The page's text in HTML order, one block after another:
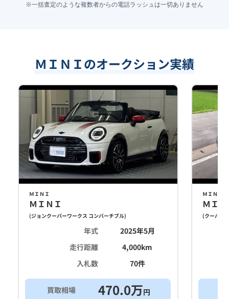
※一括査定のような複数者からの電話ラッシュは一切ありません
ＭＩＮＩのオークション実績
ＭＩＮＩ
ＭＩＮＩ
(ジョンクーパーワークス コンバーチブル)
年式
2025年5月
走行距離
4,000km
入札数
70件
買取相場 470.0万円
ＭＩＮＩ
ＭＩ
(クーパー